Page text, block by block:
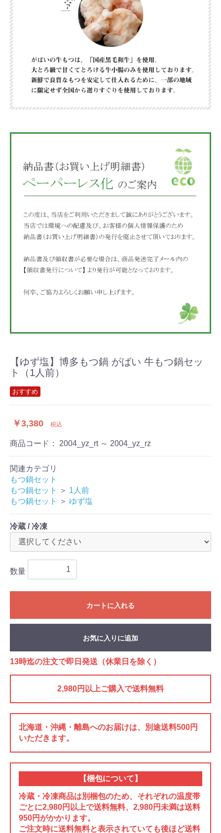
【ゆず塩】博多もつ鍋 がばい 牛もつ鍋セッ
ト（1人前）
おすすめ
￥3,380 税込
商品コード： 2004_yz_rt ～ 2004_yz_rz
関連カテゴリ
もつ鍋セット
もつ鍋セット
＞ 1人前
もつ鍋セット
＞ ゆず塩
冷蔵 / 冷凍
数量
カートに入れる
お気に入りに追加
13時迄の注文で即日発送（休業日を除く）
2,980円以上ご購入で送料無料
北海道・沖縄・離島へのお届けは、別途送料500円
いただきます。
【梱包について】
冷蔵・冷凍商品は別梱包のため、それぞれの温度帯
ごとに2,980円以上で送料無料、2,980円未満は送料
950円がかかります。
ご注文時に送料無料と表示されていても後ほど送料